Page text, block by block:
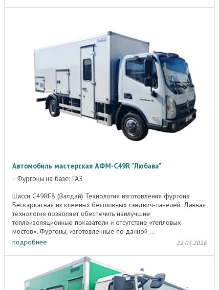
Автомобиль мастерская АФМ-C49R "Любава"
Фургоны на базе: ГАЗ
Шасси C49RF8 (Валдай) Технология изготовления фургона
Бескаркасная из клееных бесшовных сэндвич-панелей. Данная
технология позволяет обеспечить наилучшие
теплоизоляционные показатели и отсутствие «тепловых
мостов». Фургоны, изготовленные по данной ...
подробнее
22.05.2026